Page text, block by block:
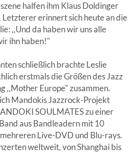
halfen ihm Klaus Doldinger
erinnert sich heute an die
,,Und da haben wir uns alle
ihn haben!"
schließlich brachte Leslie
erstmals die Größen des Jazz
,,Mother Europe" zusammen.
Mandokis Jazzrock-Projekt
SOULMATES zu einer
aus Bandleadern mit 10
Live-DVD und Blu-rays.
weltweit, von Shanghai bis